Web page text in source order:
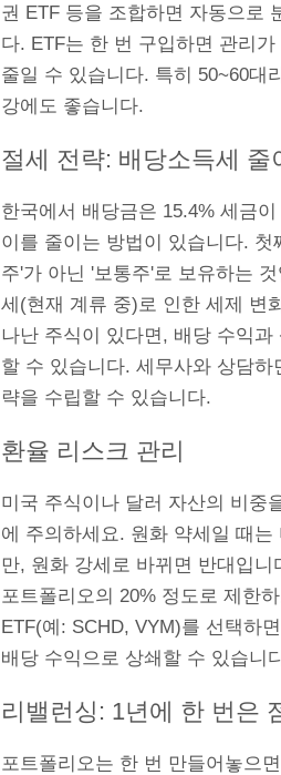
권 ETF 등을 조합하면 자동으로
다. ETF는 한 번 구입하면 관리
줄일 수 있습니다. 특히 50~60대
강에도 좋습니다.
절세 전략: 배당소득세 줄
한국에서 배당금은 15.4% 세금
이를 줄이는 방법이 있습니다. 첫
주'가 아닌 '보통주'로 보유하는
세(현재 계류 중)로 인한 세제 변
나난 주식이 있다면, 배당 수익
할 수 있습니다. 세무사와 상담
략을 수립할 수 있습니다.
환율 리스크 관리
미국 주식이나 달러 자산의 비중
에 주의하세요. 원화 약세일 때는
만, 원화 강세로 바뀌면 반대입
포트폴리오의 20% 정도로 제한
ETF(예: SCHD, VYM)를 선택하
배당 수익으로 상쇄할 수 있습니
리밸런싱: 1년에 한 번은
포트폴리오는 한 번 만들어놓으